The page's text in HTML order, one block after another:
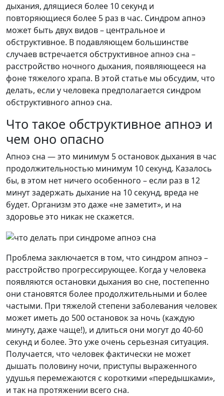
дыхания, длящиеся более 10 секунд и
повторяющиеся более 5 раз в час. Синдром апноэ
может быть двух видов – центральное и
обструктивное. В подавляющем большинстве
случаев встречается обструктивное апноэ сна –
расстройство ночного дыхания, появляющееся на
фоне тяжелого храпа. В этой статье мы обсудим, что
делать, если у человека предполагается синдром
обструктивного апноэ сна.
Что такое обструктивное апноэ и
чем оно опасно
Апноэ сна — это минимум 5 остановок дыхания в час
продолжительностью минимум 10 секунд. Казалось
бы, в этом нет ничего особенного – если раз в 12
минут задержать дыхание на 10 секунд, вреда не
будет. Организм это даже «не заметит», и на
здоровье это никак не скажется.
Проблема заключается в том, что синдром апноэ –
расстройство прогрессирующее. Когда у человека
появляются остановки дыхания во сне, постепенно
они становятся более продолжительными и более
частыми. При тяжелой степени заболевания человек
может иметь до 500 остановок за ночь (каждую
минуту, даже чаще!), и длиться они могут до 40-60
секунд и более. Это уже очень серьезная ситуация.
Получается, что человек фактически не может
дышать половину ночи, приступы выраженного
удушья перемежаются с короткими «передышками»,
и так на протяжении всего сна.